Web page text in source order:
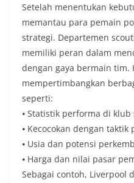
Setelah menentukan
memantau para pemain
strategi. Departemen
memiliki peran dalam
dengan gaya bermain tim.
mempertimbangkan
seperti:
⦁ Statistik performa di klub
⦁ Kecocokan dengan taktik
⦁ Usia dan potensi
⦁ Harga dan nilai pasar
Sebagai contoh, Liverpool